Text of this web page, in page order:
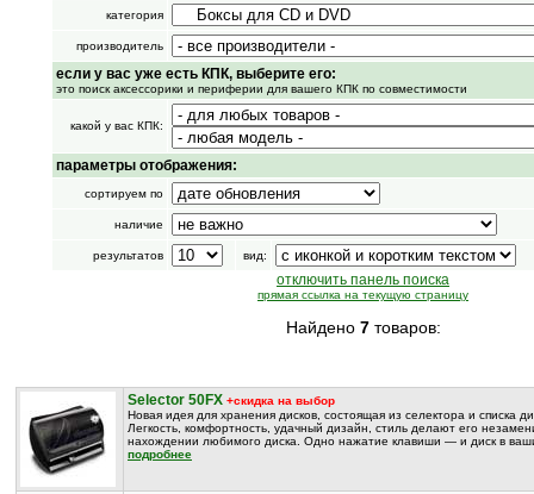
категория
производитель
если у вас уже есть КПК, выберите его:
это поиск аксессорики и периферии для вашего КПК по совместимости
какой у вас КПК:
параметры отображения:
сортируем по
наличие
результатов вид:
отключить панель поиска
прямая ссылка на текущую страницу
Найдено 7товаров:
Selector 50FX +скидка на выбор
Новая идея для хранения дисков, состоящая из селектора и списка
Легкость, комфортность, удачный дизайн, стиль делают его
нахождении любимого диска. Одно нажатие клавиши — и диск в
подробнее